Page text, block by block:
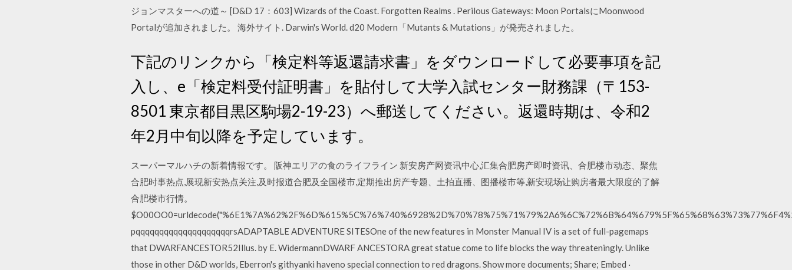
ジョンマスターへの道～ [D&D 17：603] Wizards of the Coast. Forgotten Realms . Perilous Gateways: Moon PortalsにMoonwood
Portalが追加されました。 海外サイト. Darwin's World. d20 Modern「Mutants & Mutations」が発売されました。
下記のリンクから「検定料等返還請求書」をダウンロードして必要事項を記
入し、e「検定料受付証明書」を貼付して大学入試センター財務課（〒153-
8501 東京都目黒区駒場2-19-23）へ郵送してください。返還時期は、令和2
年2月中旬以降を予定しています。
スーパーマルハチの新着情報です。 阪神エリアの食のライフライン 新安房产网资讯中心,汇集合肥房产即时资讯、合肥楼市动态、聚焦
合肥时事热点,展现新安热点关注,及时报道合肥及全国楼市,定期推出房产专题、土拍直播、图播楼市等,新安现场让购房者最大限度的了解
合肥楼市行情。
pqqqqqqqqqqqqqqqqqqqqrsADAPTABLE ADVENTURE SITESOne of the new features in Monster Manual IV is a set of full-pagemaps
that DWARFANCESTOR52Illus. by E. WidermannDWARF ANCESTORA great statue come to life blocks the way threateningly. Unlike
those in other D&D worlds, Eberron's githyanki haveno special connection to red dragons. Show more documents; Share; Embed ·